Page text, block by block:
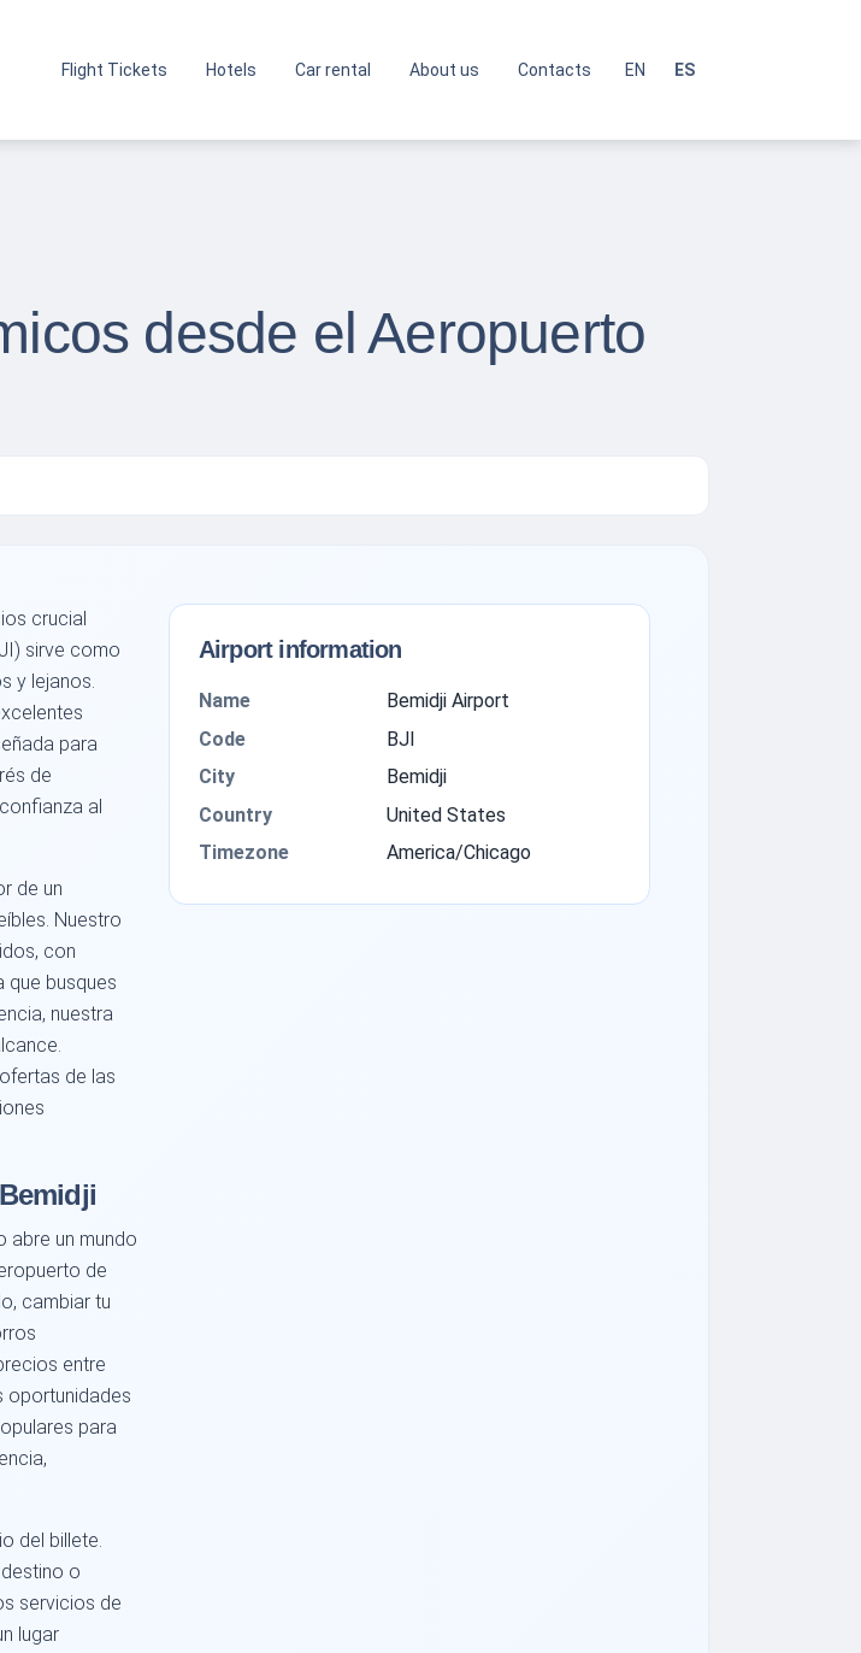
Flight Tickets Hotels Car rental About us Contacts EN ES
desde el Aeropuerto
crucial
sirve como
y lejanos.
para
de
al
de un
Nuestro
con
que busques
nuestra
de las
abre un mundo
de
cambiar tu
entre
oportunidades
para
del billete.
o
servicios de
lugar
Airport information
Name
Bemidji Airport
Code
BJI
City
Bemidji
Country
United States
Timezone
America/Chicago